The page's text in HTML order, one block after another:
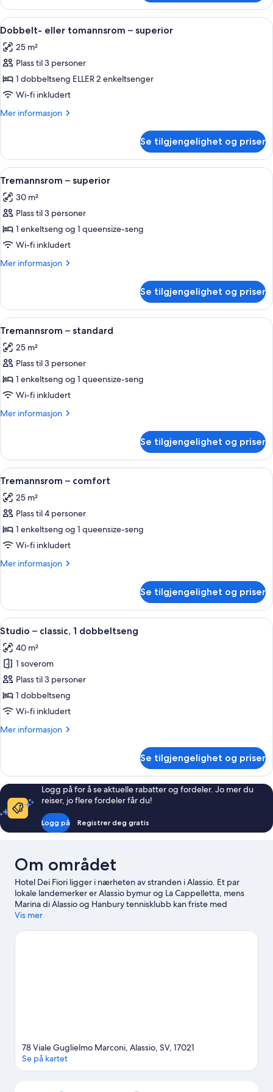
eller
tomannsrom
–
Åpne
alle
bildene
av
Dobbelt-
eller
tomannsrom
Dobbelt- eller tomannsrom –
16
Dobbelt- eller tomannsrom – superior
25 m²
Plass til 3 personer
1 dobbeltseng ELLER 2 enkeltsenger
Wi-fi inkludert
Mer informasjon
Mer
eller
tomannsrom
–
Se tilgjengelighet og priser
Åpne
alle
bildene
av
Tremannsrom
–
superior
Safe på rommet, lydisolert, wi-fi
8
Tremannsrom – superior
30 m²
Plass til 3 personer
1 enkeltseng og 1 queensize-seng
Wi-fi inkludert
Mer informasjon
Mer
–
superior
Se tilgjengelighet og priser
Åpne
alle
bildene
av
Tremannsrom
–
standard
Tremannsrom – standard | Safe på
4
Tremannsrom – standard
25 m²
Plass til 3 personer
1 enkeltseng og 1 queensize-seng
Wi-fi inkludert
Mer informasjon
Mer
–
standard
Se tilgjengelighet og priser
Åpne
alle
bildene
av
Tremannsrom
–
comfort
Tremannsrom – comfort | Safe på
7
Tremannsrom – comfort
25 m²
Plass til 4 personer
1 enkeltseng og 1 queensize-seng
Wi-fi inkludert
Mer informasjon
Mer
–
comfort
Se tilgjengelighet og priser
Åpne
alle
bildene
av
Studio
–
classic,
dobbeltseng
Studio – classic, 1 dobbeltseng |
5
Studio – classic, 1 dobbeltseng
40 m²
1 soverom
Plass til 3 personer
1 dobbeltseng
Wi-fi inkludert
Mer informasjon
Mer
–
classic,
1
dobbeltseng
Se tilgjengelighet og priser
Logg på for å se aktuelle rabatter og fordeler. Jo mer du
reiser, jo flere fordeler får du!
Logg på Registrer deg gratis
Om området
Hotel Dei Fiori ligger i nærheten av stranden i Alassio. Et par
lokale landemerker er Alassio bymur og La Cappelletta, mens
Marina di Alassio og Hanbury tennisklubb kan friste med
morsomme aktiviteter. Reiser du med barn? Da bør du ikke gå
reiseguide til Alassio
Vis mer
78 Viale Guglielmo Marconi, Alassio, SV, 17021
Se på kartet